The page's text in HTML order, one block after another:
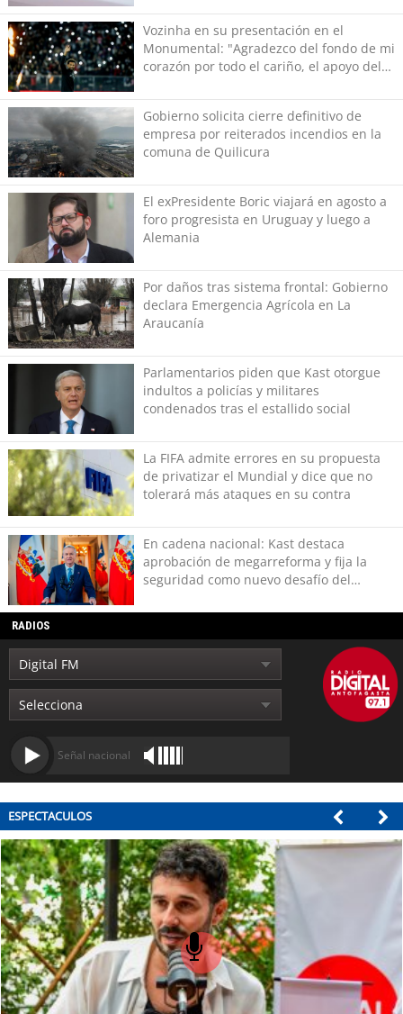
Vozinha en su presentación en el
Monumental: "Agradezco del fondo de mi
corazón por todo el cariño, el apoyo del
Gobierno solicita cierre definitivo de
empresa por reiterados incendios en la
comuna de Quilicura
El exPresidente Boric viajará en agosto a
foro progresista en Uruguay y luego a
Alemania
Por daños tras sistema frontal: Gobierno
declara Emergencia Agrícola en La
Araucanía
Parlamentarios piden que Kast otorgue
indultos a policías y militares
condenados tras el estallido social
La FIFA admite errores en su propuesta
de privatizar el Mundial y dice que no
tolerará más ataques en su contra
En cadena nacional: Kast destaca
aprobación de megarreforma y fija la
seguridad como nuevo desafío del
RADIOS
Señal nacional
ESPECTACULOS